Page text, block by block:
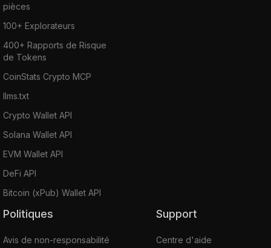
pièces
100+ Explorateurs
400+ Rapports de Risque
de Tokens
CoinStats Crypto MCP
llms.txt
Crypto Wallet API
Solana Wallet API
EVM Wallet API
DeFi API
Bitcoin (xPub) Wallet API
Politiques
Avis de non-responsabilité
Support
Centre d'aide